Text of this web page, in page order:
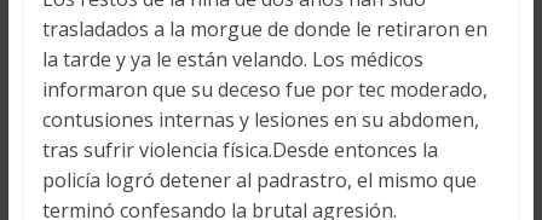
trasladados a la morgue de donde le retiraron en
la tarde y ya le están velando. Los médicos
informaron que su deceso fue por tec moderado,
contusiones internas y lesiones en su abdomen,
tras sufrir violencia física.Desde entonces la
policía logró detener al padrastro, el mismo que
terminó confesando la brutal agresión.